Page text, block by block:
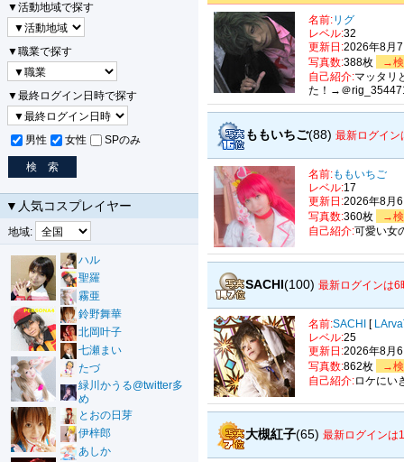
▼活動地域で探す
▼職業で探す
▼最終ログイン日時で探す
男性 女性 SPのみ
▼人気コスプレイヤー
地域:
ハル
聖羅
霧亜
鈴野舞華
北岡叶子
七瀬まい
たづ
緑川かうる@twitter多
め
とおの日芽
伊梓郎
あしか
名前:リグ
レベル:32
更新日:2026年8月
写真数:388枚
→検
自己紹介:マッタリ
た！→＠
ももいちご(88) 最新ログイン
名前:ももいちご
レベル:17
更新日:2026年8月
写真数:360枚
→検
自己紹介:可愛い女
SACHI(100) 最新ログインは6
名前:SACHI [
レベル:25
更新日:2026年8月
写真数:862枚
→検
自己紹介:ロケにい
大槻紅子(65) 最新ログインは